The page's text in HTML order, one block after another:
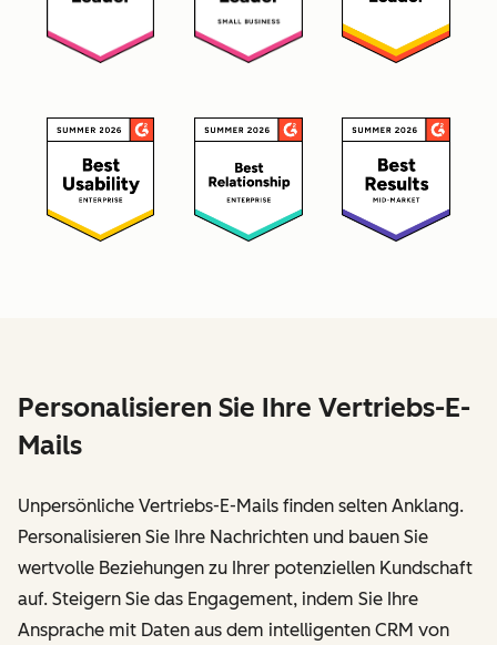
Personalisieren Sie Ihre Vertriebs-E-
Mails
Unpersönliche Vertriebs-E-Mails finden selten Anklang.
Personalisieren Sie Ihre Nachrichten und bauen Sie
wertvolle Beziehungen zu Ihrer potenziellen Kundschaft
auf. Steigern Sie das Engagement, indem Sie Ihre
Ansprache mit Daten aus dem intelligenten CRM von